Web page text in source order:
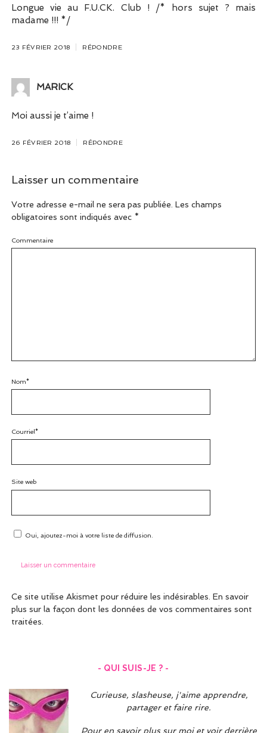
Longue vie au F.U.CK. Club ! /* hors sujet ? mais
madame !!! */
23 FÉVRIER 2018 RÉPONDRE
MARICK
Moi aussi je t’aime !
26 FÉVRIER 2018 RÉPONDRE
Laisser un commentaire
Votre adresse e-mail ne sera pas publiée. Les champs
obligatoires sont indiqués avec *
Commentaire
Nom*
Courriel*
Site web
Oui, ajoutez-moi à votre liste de diffusion.
Ce site utilise Akismet pour réduire les indésirables. En savoir
plus sur la façon dont les données de vos commentaires sont
traitées
- QUI SUIS-JE ? -
Curieuse, slasheuse, j'aime apprendre,
partager et faire rire.
Pour en savoir plus sur moi et voir derrière